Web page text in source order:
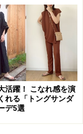
います。
ブーツ
り、裾に向かって
ンツに、ショート
活躍！ こなれ感を演
れる「トングサンダ
デ5選